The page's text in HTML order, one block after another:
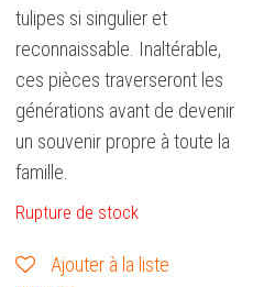
tulipes si singulier et
reconnaissable. Inaltérable,
ces pièces traverseront les
générations avant de devenir
un souvenir propre à toute la
famille.
Rupture de stock
Ajouter à la liste